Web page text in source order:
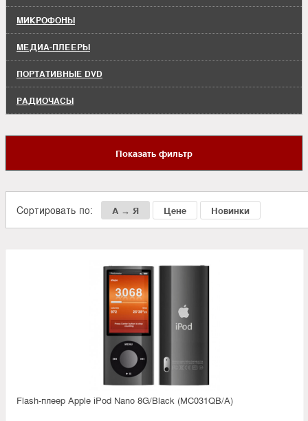
МИКРОФОНЫ
МЕДИА-ПЛЕЕРЫ
ПОРТАТИВНЫЕ DVD
РАДИОЧАСЫ
Показать фильтр
Сортировать по: А → Я Цене Новинки
Flash-плеер Apple iPod Nano 8G/Black (MC031QB/A)